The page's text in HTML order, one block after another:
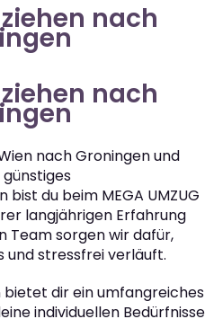
nach
nach
nach Groningen und
bist du beim MEGA UMZUG
langjährigen Erfahrung
Team sorgen wir dafür,
und stressfrei verläuft.
dir ein umfangreiches
individuellen Bedürfnisse